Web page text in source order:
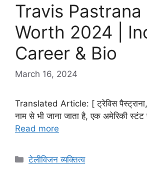
Travis Pastrana
Worth 2024 |
Career & Bio
March 16, 2024
Translated Article: [ ट्रेविस पैस्ट्राना,
नाम से भी जाना जाता है, एक अमेरिकी स्टंट
Read more
Categories
टेलीविजन व्यक्तित्व